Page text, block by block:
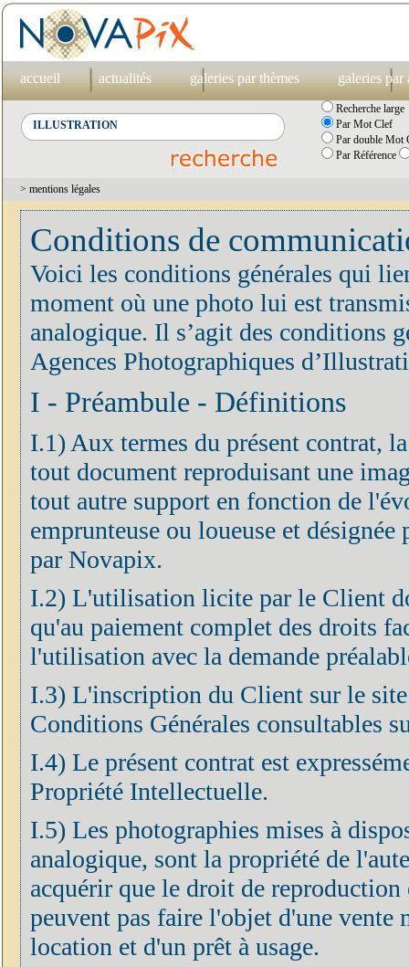
accueil actualités galeries par thèmes galeries par
Recherche large
Par Mot Clef
Par double Mot
Par Référence
> mentions légales
Conditions de
Voici les conditions générales qui
moment où une photo lui est
analogique. Il s’agit des conditions
Agences Photographiques
I - Préambule - Définitions
I.1) Aux termes du présent contrat,
tout document reproduisant une
tout autre support en fonction de
emprunteuse ou loueuse et
par Novapix.
I.2) L'utilisation licite par le Client
qu'au paiement complet des droits
l'utilisation avec la demande
I.3) L'inscription du Client sur le
Conditions Générales consultables
I.4) Le présent contrat est
Propriété Intellectuelle.
I.5) Les photographies mises à
analogique, sont la propriété de
acquérir que le droit de
peuvent pas faire l'objet d'une vente
location et d'un prêt à usage.